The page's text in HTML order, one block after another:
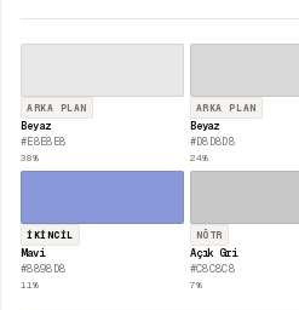
ARKA PLAN
Beyaz
#E8E8E8
38%
ARKA PLAN
Beyaz
#D8D8D8
24%
İKINCIL
Mavi
#8898D8
11%
NÖTR
Açık Gri
#C8C8C8
7%